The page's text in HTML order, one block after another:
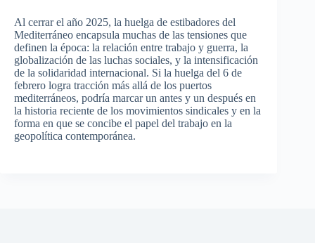
Al cerrar el año 2025, la huelga de estibadores del
Mediterráneo encapsula muchas de las tensiones que
definen la época: la relación entre trabajo y guerra, la
globalización de las luchas sociales, y la intensificación
de la solidaridad internacional. Si la huelga del 6 de
febrero logra tracción más allá de los puertos
mediterráneos, podría marcar un antes y un después en
la historia reciente de los movimientos sindicales y en la
forma en que se concibe el papel del trabajo en la
geopolítica contemporánea.